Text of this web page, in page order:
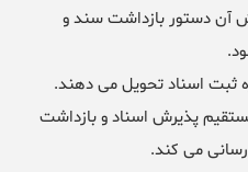
آن دستور بازداشت سند و
پذیرش اسناد و بازداشت
رسانی می کند.